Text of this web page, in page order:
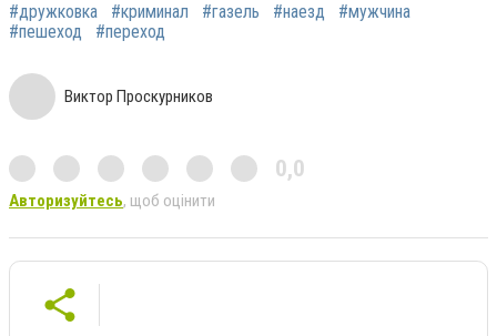
#дружковка #криминал #газель #наезд
#мужчина
#пешеход
#переход
Виктор Проскурников
0,0
Авторизуйтесь, щоб оцінити